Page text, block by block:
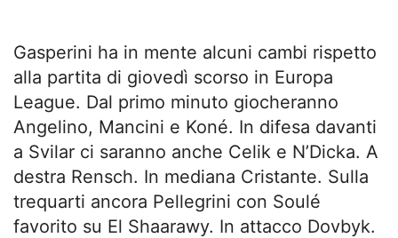
Gasperini ha in mente alcuni cambi rispetto
alla partita di giovedì scorso in Europa
League. Dal primo minuto giocheranno
Angelino, Mancini e Koné. In difesa davanti
a Svilar ci saranno anche Celik e N’Dicka. A
destra Rensch. In mediana Cristante. Sulla
trequarti ancora Pellegrini con Soulé
favorito su El Shaarawy. In attacco Dovbyk.